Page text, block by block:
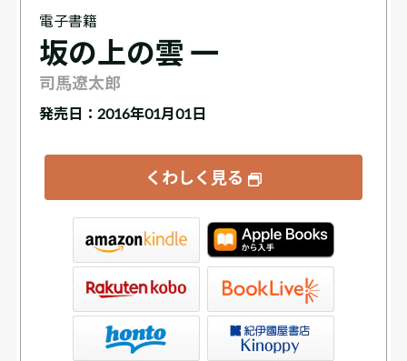
電子書籍
坂の上の雲 一
司馬遼太郎
発売日：2016年01月01日
くわしく見る